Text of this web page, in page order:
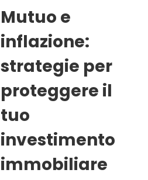
Mutuo e
inflazione:
strategie per
proteggere il
tuo
investimento
immobiliare